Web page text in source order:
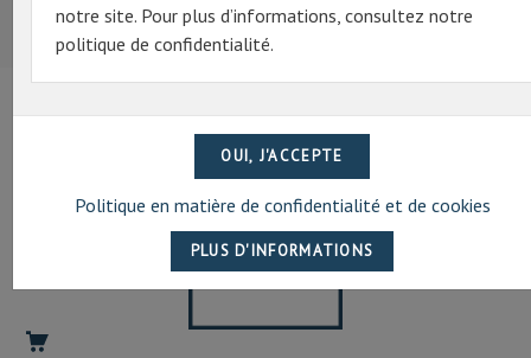
remise de 15%)
07 69 94 13 47
notre site. Pour plus d’informations, consultez notre
politique de confidentialité.
Politique en matière de confidentialité et de cookies